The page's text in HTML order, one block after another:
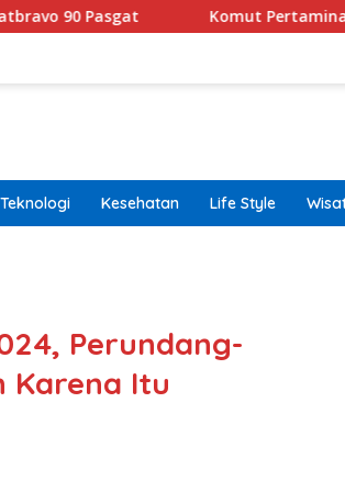
Komut Pertamina Tegaskan Tak
Teknologi Kesehatan Life Style
Perundang-
Karena Itu